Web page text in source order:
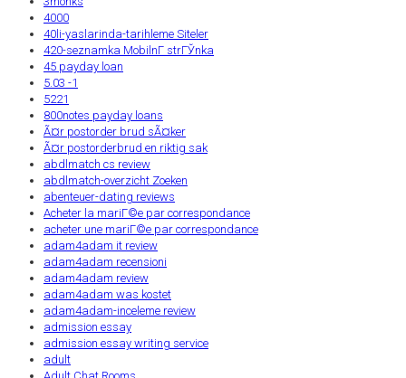
4000
40li-yaslarinda-tarihleme Siteler
420-seznamka MobilnГ­ strГЎnka
45 payday loan
5.03 -1
5221
800notes payday loans
Ã¤r postorder brud sÃ¤ker
Ã¤r postorderbrud en riktig sak
abdlmatch cs review
abdlmatch-overzicht Zoeken
abenteuer-dating reviews
Acheter la mariГ©e par correspondance
acheter une mariГ©e par correspondance
adam4adam it review
adam4adam recensioni
adam4adam review
adam4adam was kostet
adam4adam-inceleme review
admission essay
admission essay writing service
adult